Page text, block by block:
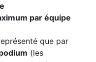
par équipe
que par
(les